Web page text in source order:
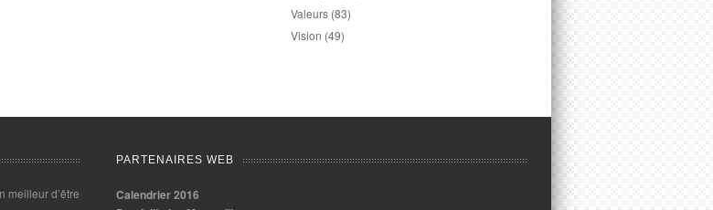
Valeurs (83)
Vision (49)
meilleur d’être
PARTENAIRES WEB
Calendrier 2016